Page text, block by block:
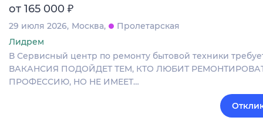
от 165 000 ₽
29 июля 2026 Москва
Пролетарская
Лидрем
В Сервисный центр по ремонту бытовой техники
ВАКАНСИЯ ПОДОЙДЕТ ТЕМ, КТО ЛЮБИТ
ПРОФЕССИЮ, НО НЕ ИМЕЕТ…